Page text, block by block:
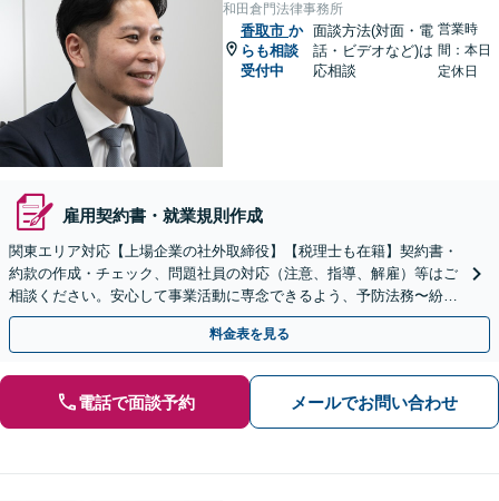
和田倉門法律事務所
香取市 か
らも相談
受付中
面談方法(対面・電
話・ビデオなど)は
応相談
営業時
間：本日
定休日
雇用契約書・就業規則作成
関東エリア対応【上場企業の社外取締役】【税理士も在籍】契約書・
約款の作成・チェック、問題社員の対応（注意、指導、解雇）等はご
相談ください。安心して事業活動に専念できるよう、予防法務〜紛争
解決まで、幅広い法的ニーズにワンストップで対応します。
料金表を見る
電話で面談予約 メールでお問い合わせ